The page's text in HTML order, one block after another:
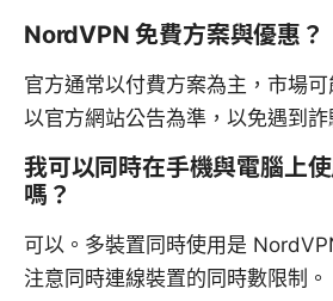
NordVPN 免費方案與優惠？
官方通常以付費方案為主，市場
以官方網站公告為準，以免遇到詐
我可以同時在手機與電腦上
嗎？
可以。多裝置同時使用是
注意同時連線裝置的同時數限制。